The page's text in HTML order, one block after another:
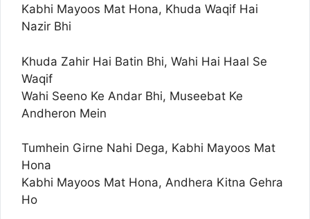
Kabhi Mayoos Mat Hona, Khuda Waqif Hai
Nazir Bhi
Khuda Zahir Hai Batin Bhi, Wahi Hai Haal Se
Waqif
Wahi Seeno Ke Andar Bhi, Museebat Ke
Andheron Mein
Tumhein Girne Nahi Dega, Kabhi Mayoos Mat
Hona
Kabhi Mayoos Mat Hona, Andhera Kitna Gehra
Ho